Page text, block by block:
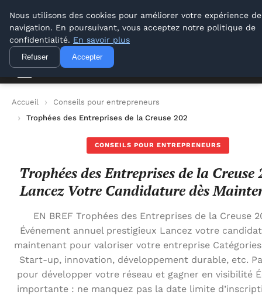
Lyon Photos
Lyon Photos
Accueil
Conseils pour entrepreneurs
Trophées des Entreprises de la Creuse 2026 : Lancez Votre
CONSEILS POUR ENTREPRENEURS
Trophées des Entreprises de la Creuse
Lancez Votre Candidature dès
EN BREF Trophées des Entreprises de la Creuse
Événement annuel prestigieux Lancez votre
maintenant pour valoriser votre entreprise
Start-up, innovation, développement durable, etc.
pour développer votre réseau et gagner en visibilité
importante : ne manquez pas la date limite
Nous utilisons des cookies pour améliorer votre expérience de
navigation. En poursuivant, vous acceptez notre politique de
confidentialité. En savoir plus
Refuser Accepter